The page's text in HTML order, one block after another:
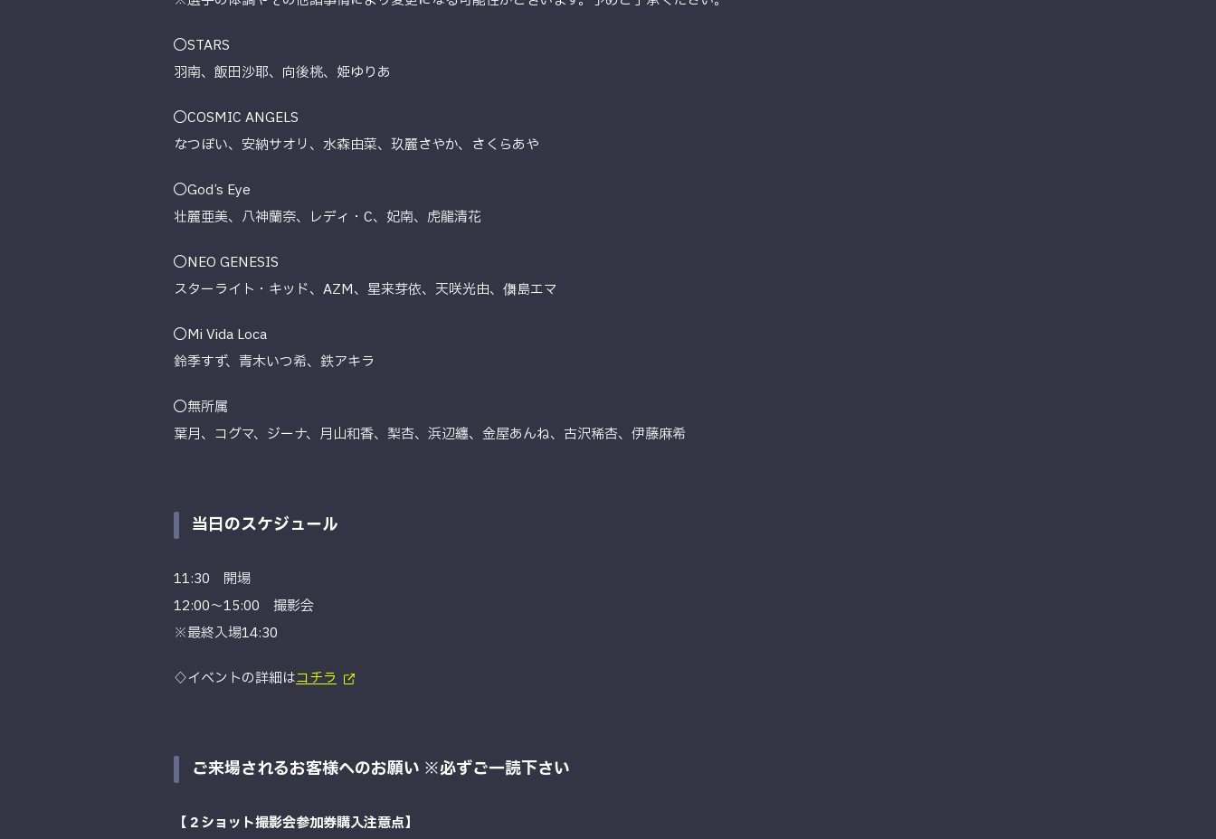
◯STARS
羽南、飯田沙耶、向後桃、姫ゆりあ
◯COSMIC ANGELS
なつぽい、安納サオリ、水森由菜、玖麗さやか、さくらあや
◯God’s Eye
壮麗亜美、八神蘭奈、レディ・C、妃南、虎龍清花
◯NEO GENESIS
スターライト・キッド、AZM、星来芽依、天咲光由、儛島エマ
◯Mi Vida Loca
鈴季すず、青木いつ希、鉄アキラ
◯無所属
葉月、コグマ、ジーナ、月山和香、梨杏、浜辺纏、金屋あんね、古沢稀杏、伊藤麻希
当日のスケジュール
11:30 開場
12:00〜15:00 撮影会
※最終入場14:30
♢イベントの詳細はコチラ
ご来場されるお客様へのお願い ※必ずご一読下さい
【 ２ショット撮影会参加券購入注意点】